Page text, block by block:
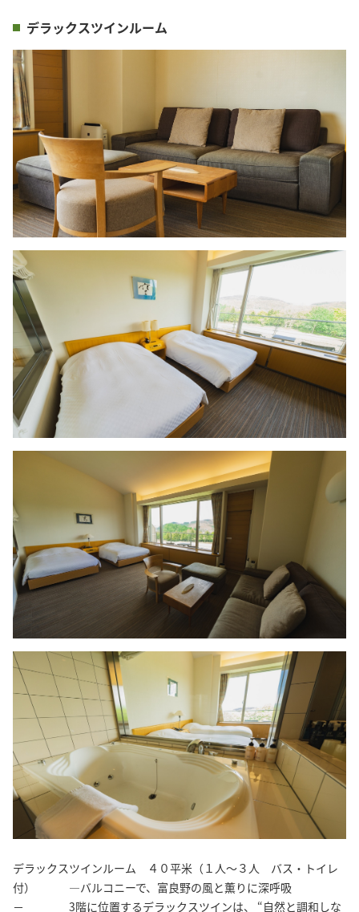
デラックスツインルーム
デラックスツインルーム ４０平米（１人〜３人 バス・トイレ
付） ―バルコニーで、富良野の風と薫りに深呼吸
－ 3階に位置するデラックスツインは、 “自然と調和しな